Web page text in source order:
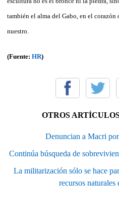
también el alma del Gabo, en el corazón
nuestro.
(Fuente: HR)
OTROS
Denuncian a Macri
Continúa búsqueda de
La militarización sólo se hace
recursos naturales